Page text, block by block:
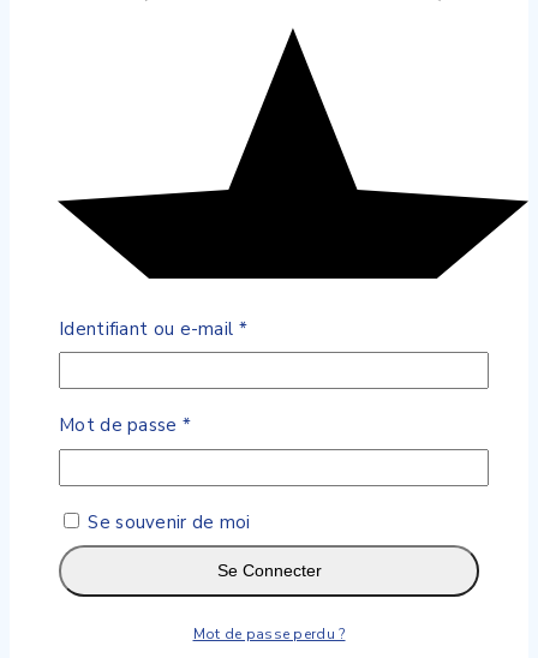
Identifiant ou e-mail *Obligatoire
Mot de passe *Obligatoire
Se souvenir de moi
Se Connecter
Mot de passe perdu ?